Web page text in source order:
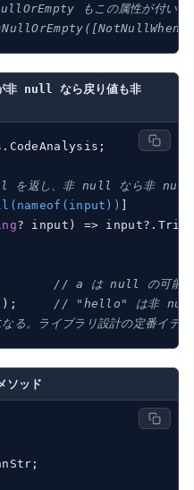
もこの属性が付いて
null なら戻り値も非
返し、非 null なら非 null
? input) =>
// a は null の可能
); // "hello" は非 null
。ライブラリ設計の定番イディ
ッド